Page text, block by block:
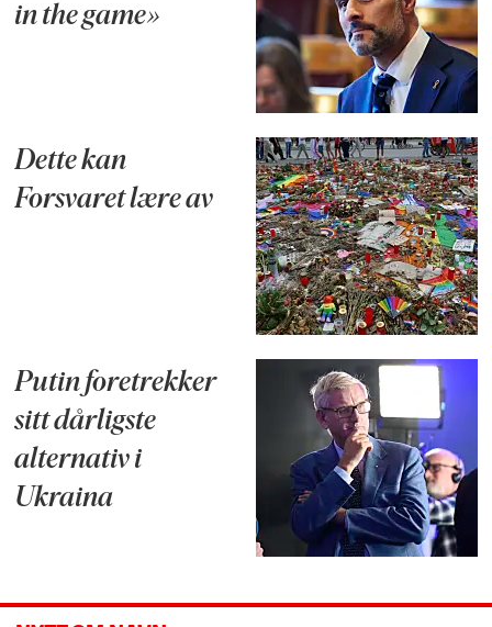
in the game»
Dette kan
Forsvaret lære av
Putin foretrekker
sitt dårligste
alternativ i
Ukraina